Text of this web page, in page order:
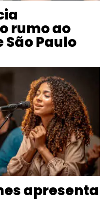
rumo ao
São Paulo
apresenta